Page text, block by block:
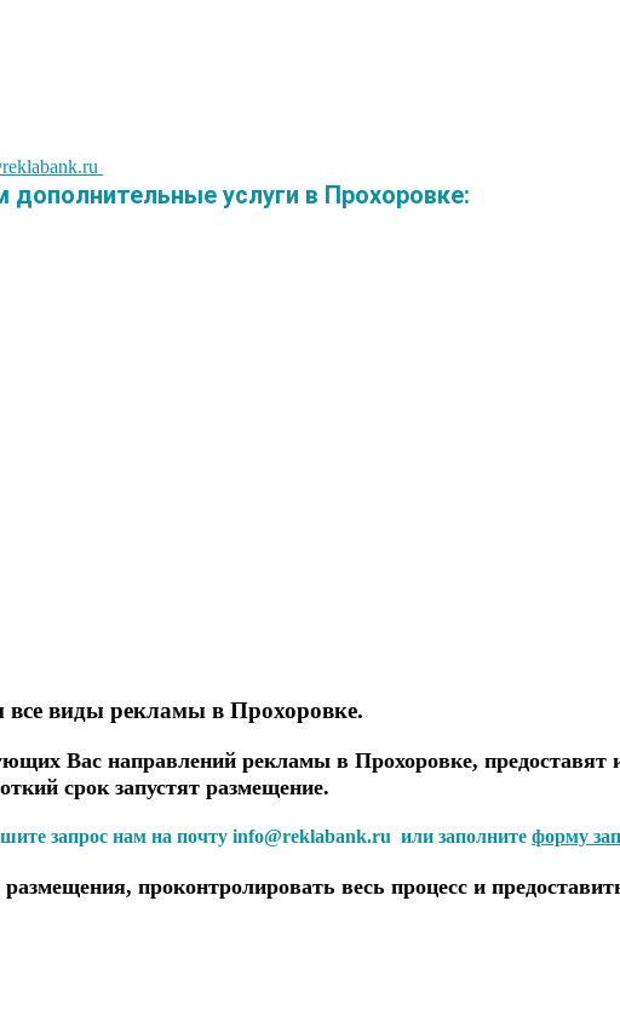
услуги в Прохоровке:
виды рекламы в Прохоровке.
Вас направлений рекламы в Прохоровке, предоставят
срок запустят размещение.
запрос нам на почту info@reklabank.ru или заполните форму
проконтролировать весь процесс и